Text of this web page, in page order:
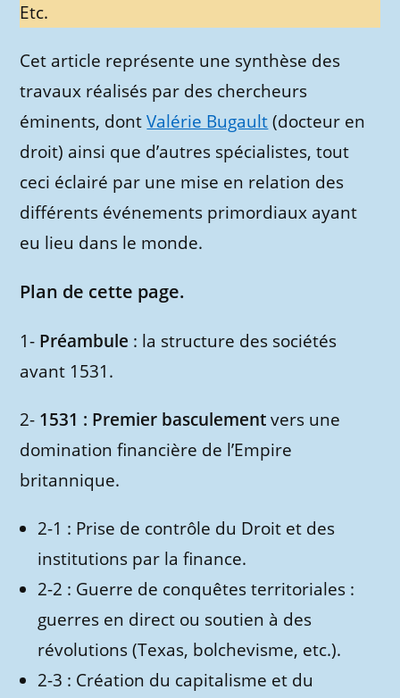
Etc.
Cet article représente une synthèse des
travaux réalisés par des chercheurs
éminents, dontValérie Bugault(docteur en
droit) ainsi que d’autres spécialistes, tout
ceci éclairé par une mise en relation des
différents événements primordiaux ayant
eu lieu dans le monde.
Plan de cette page.
1- Préambule : la structure des sociétés
avant 1531.
2- 1531 : Premier basculementvers une
domination financière de l’Empire
britannique.
2-1 : Prise de contrôle du Droit et des
institutions par la finance.
2-2 : Guerre de conquêtes territoriales :
guerres en direct ou soutien à des
révolutions (Texas, bolchevisme, etc.).
2-3 : Création du capitalisme et du